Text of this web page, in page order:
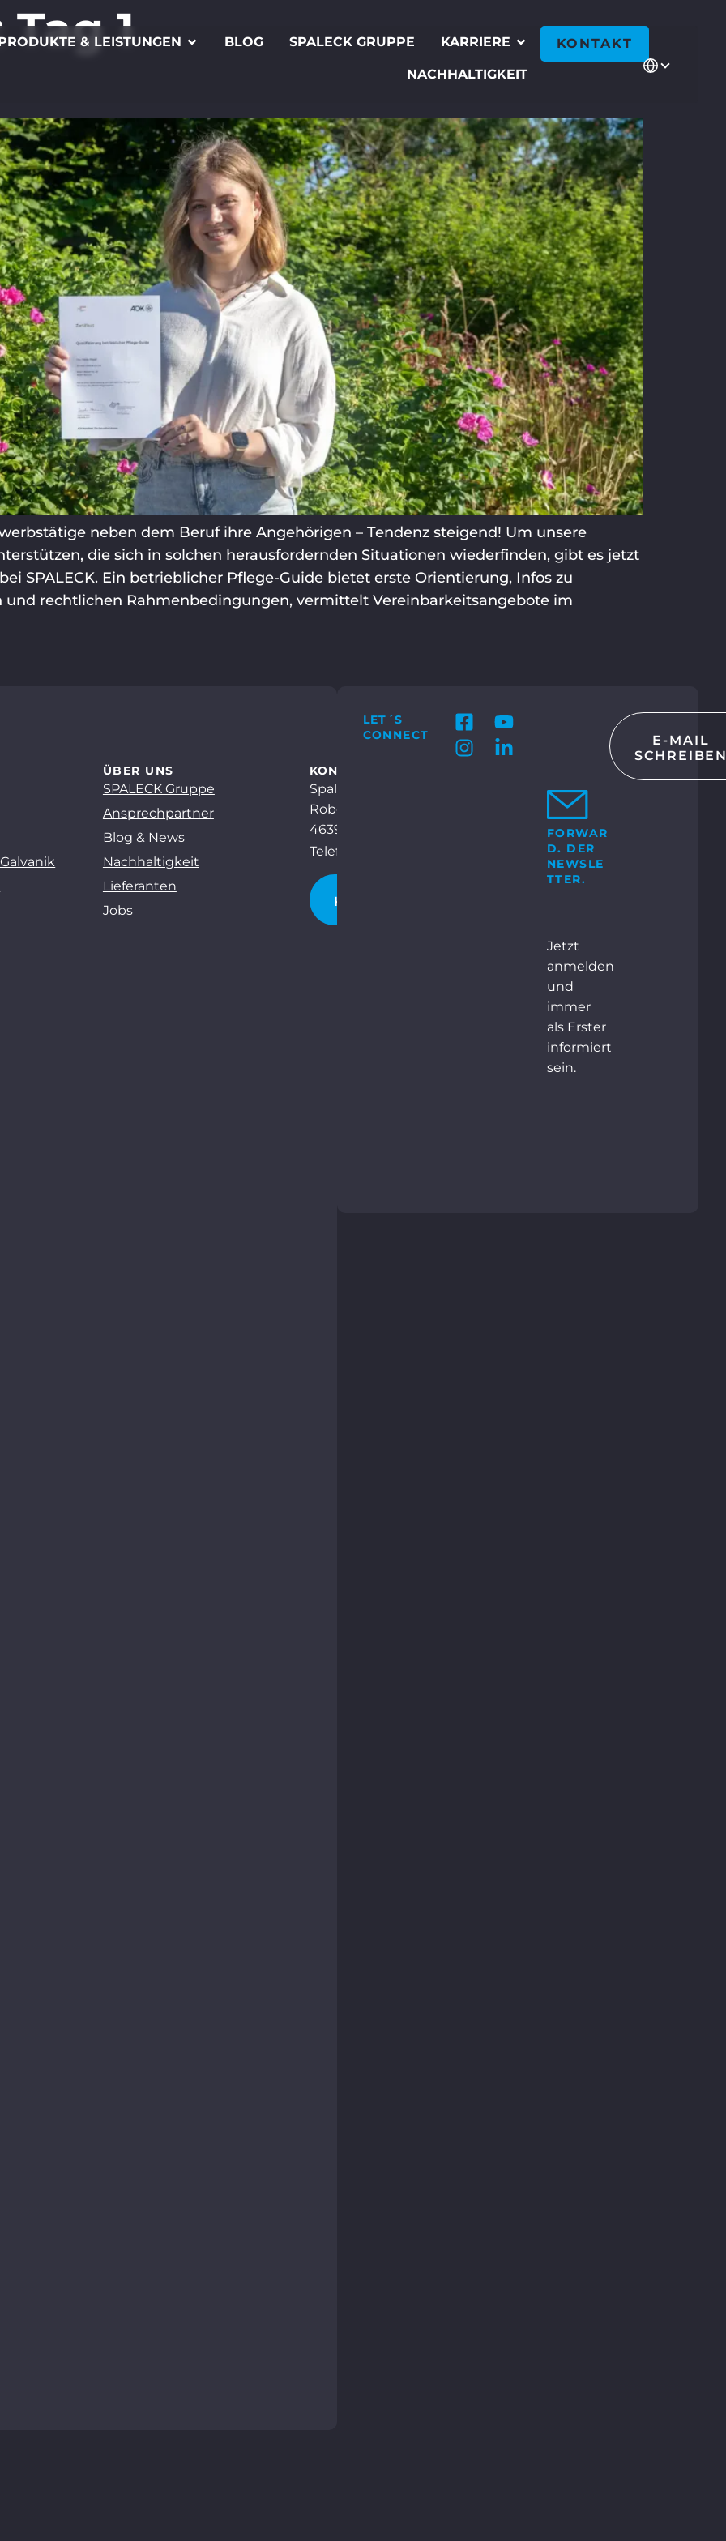
& LEISTUNGEN BLOG SPALECK GRUPPE KARRIERE
NACHHALTIGKEIT
KONTAKT
Tag 1
neben dem Beruf ihre Angehörigen – Tendenz steigend! Um unsere
die sich in solchen herausfordernden Situationen wiederfinden, gibt es jetzt
SPALECK. Ein betrieblicher Pflege-Guide bietet erste Orientierung, Infos zu
und rechtlichen Rahmenbedingungen, vermittelt Vereinbarkeitsangebote im
ÜBER UNS
SPALECK Gruppe
Ansprechpartner
Blog & News
Nachhaltigkeit
Lieferanten
Jobs
KONTAKT
Spaleck GmbH & Co. KG
Robert-Bosch-Str. 15
46397 Bocholt
Telefon:
KONTAKT
LET´S
CONNECT
FORWAR
D. DER
NEWSLE
TTER.
Jetzt
anmelden
und
immer
als Erster
informiert
sein.
E-MAIL